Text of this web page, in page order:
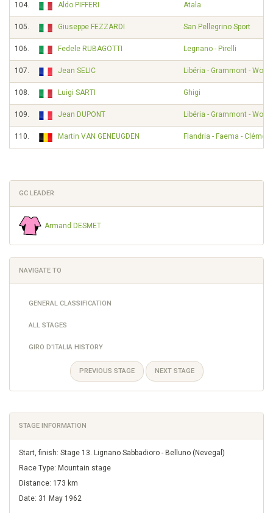
104. Aldo PIFFERI Atala
105. Giuseppe FEZZARDI San Pellegrino Sport
106. Fedele RUBAGOTTI Legnano - Pirelli
107. Jean SELIC Libéria - Grammont -
108. Luigi SARTI Ghigi
109. Jean DUPONT Libéria - Grammont -
110. Martin VAN GENEUGDEN Flandria - Faema - Clément
GC LEADER
Armand DESMET
NAVIGATE TO
GENERAL CLASSIFICATION
ALL STAGES
GIRO D'ITALIA HISTORY
PREVIOUS STAGE NEXT STAGE
STAGE INFORMATION
Start, finish: Stage 13. Lignano Sabbadioro - Belluno (Nevegal)
Race Type: Mountain stage
Distance: 173 km
Date: 31 May 1962